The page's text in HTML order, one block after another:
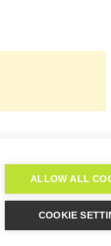
Oxid
ALLOW ALL
COOKIE